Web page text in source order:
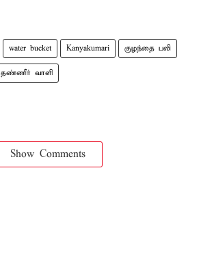
water bucket Kanyakumari குழந்தை பலி
தண்ணீர் வாளி
Show Comments